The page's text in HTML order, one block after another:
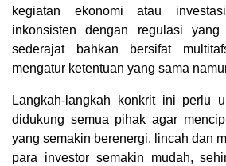
kegiatan ekonomi atau
inkonsisten dengan regulasi
sederajat bahkan bersifat
mengatur ketentuan yang sama
Langkah-langkah konkrit ini perlu
didukung semua pihak agar
yang semakin berenergi, lincah dan
para investor semakin mudah,